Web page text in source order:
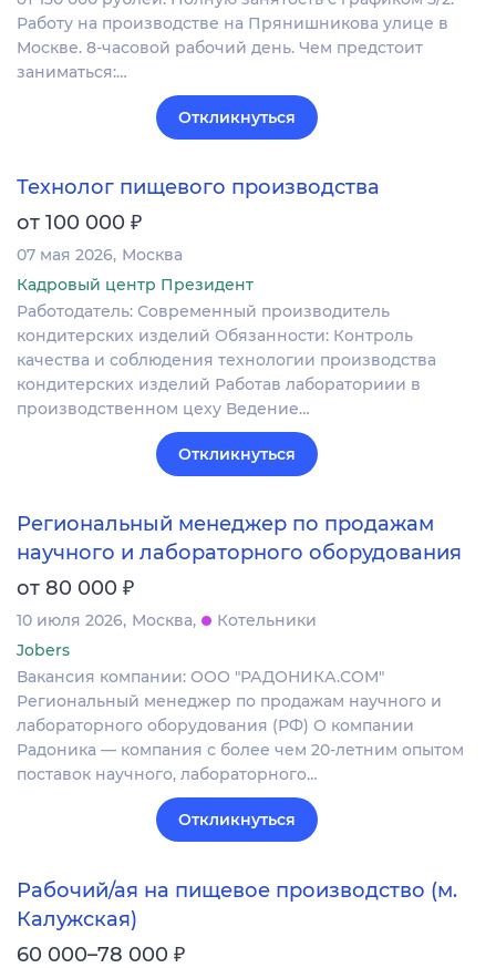
Работу на производстве на Прянишникова улице в
Москве. 8-часовой рабочий день. Чем предстоит
заниматься:…
Откликнуться
Технолог пищевого производства
от 100 000 ₽
07 мая 2026 Москва
Кадровый центр Президент
Работодатель: Современный производитель
кондитерских изделий Обязанности: Контроль
качества и соблюдения технологии производства
кондитерских изделий Работав лабораториии в
производственном цеху Ведение…
Откликнуться
Региональный менеджер по продажам
научного и лабораторного оборудования
от 80 000 ₽
10 июля 2026 Москва
Котельники
Jobers
Вакансия компании: ООО "РАДОНИКА.СОМ"
Региональный менеджер по продажам научного и
лабораторного оборудования (РФ) О компании
Радоника — компания с более чем 20-летним опытом
поставок научного, лабораторного…
Откликнуться
Рабочий/ая на пищевое производство (м.
Калужская)
60 000–78 000 ₽